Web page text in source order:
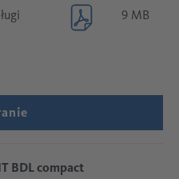
9 MB
BDL compact